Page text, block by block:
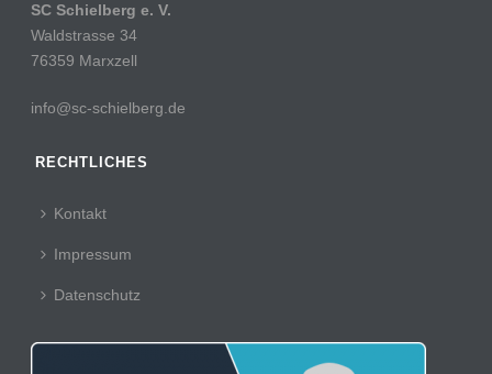
SC Schielberg e. V.
Waldstrasse 34
76359 Marxzell
info@sc-schielberg.de
RECHTLICHES
Kontakt
Impressum
Datenschutz